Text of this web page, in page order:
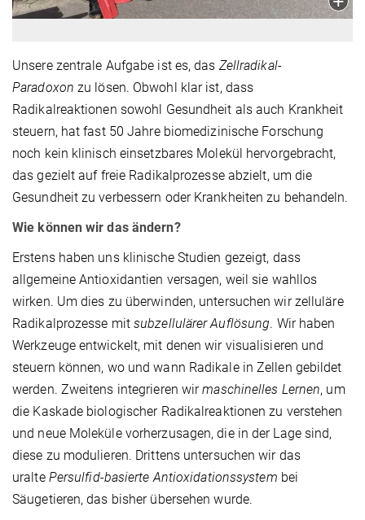
Unsere zentrale Aufgabe ist es, das Zellradikal-
Paradoxon zu lösen. Obwohl klar ist, dass
Radikalreaktionen sowohl Gesundheit als auch Krankheit
steuern, hat fast 50 Jahre biomedizinische Forschung
noch kein klinisch einsetzbares Molekül hervorgebracht,
das gezielt auf freie Radikalprozesse abzielt, um die
Gesundheit zu verbessern oder Krankheiten zu behandeln.
Wie können wir das ändern?
Erstens haben uns klinische Studien gezeigt, dass
allgemeine Antioxidantien versagen, weil sie wahllos
wirken. Um dies zu überwinden, untersuchen wir zelluläre
Radikalprozesse mit subzellulärer Auflösung. Wir haben
Werkzeuge entwickelt, mit denen wir visualisieren und
steuern können, wo und wann Radikale in Zellen gebildet
werden. Zweitens integrieren wirmaschinelles Lernen, um
die Kaskade biologischer Radikalreaktionen zu verstehen
und neue Moleküle vorherzusagen, die in der Lage sind,
diese zu modulieren. Drittens untersuchen wir das
uralte Persulfid-basierte Antioxidationssystem bei
Säugetieren, das bisher übersehen wurde.